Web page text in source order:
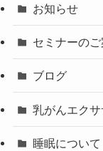
お知らせ
セミナーのご
ブログ
乳がんエク
睡眠について